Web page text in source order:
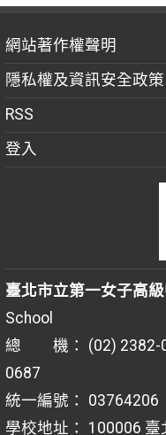
網站著作權聲明
隱私權及資訊安全政策
RSS
登入
臺北市立第一女子高
School
總 機： (02) 2382-
0687
統一編號： 03764206
學校地址： 100006